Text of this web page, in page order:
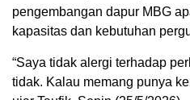
pengembangan dapur MBG
kapasitas dan kebutuhan
“Saya tidak alergi terhadap
tidak. Kalau memang punya